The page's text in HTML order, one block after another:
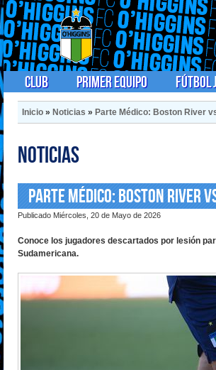
Club Primer Equipo Fútbol
Inicio » Noticias » Parte Médico: Boston River
Noticias
Parte Médico: Boston River
Publicado Miércoles, 20 de Mayo de 2026
Conoce los jugadores descartados por lesión
Sudamericana.